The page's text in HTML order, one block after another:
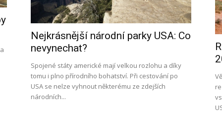
Nejkrásnější národní parky USA: Co
nevynechat?
Spojené státy americké mají velkou rozlohu a díky
tomu i plno přírodního bohatství. Při cestování po
USA se nelze vyhnout některému ze zdejších
národních...